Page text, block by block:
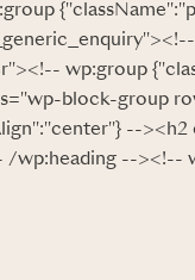
wp:group
block-group
--><h2
/wp:heading --><!--